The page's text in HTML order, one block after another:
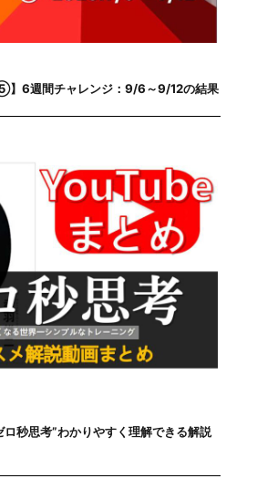
】6週間チャレンジ：9/6～9/12の結果
ロ秒思考”わかりやすく理解できる解説